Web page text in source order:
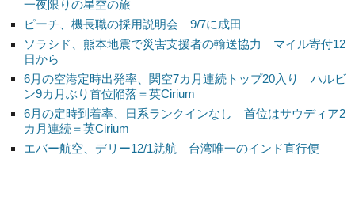
一夜限りの星空の旅
ピーチ、機長職の採用説明会 9/7に成田
ソラシド、熊本地震で災害支援者の輸送協力 マイル寄付12
日から
6月の空港定時出発率、関空7カ月連続トップ20入り ハルビ
ン9カ月ぶり首位陥落＝英Cirium
6月の定時到着率、日系ランクインなし 首位はサウディア2
カ月連続＝英Cirium
エバー航空、デリー12/1就航 台湾唯一のインド直行便